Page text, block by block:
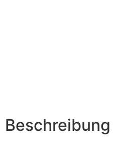
Beschreibung